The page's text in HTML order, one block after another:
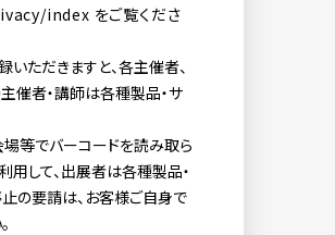
index をご覧くださ
ただきますと、各主催者、
催者・講師は各種製品・サ
場等でバーコードを読み取ら
して、出展者は各種製品・
の要請は、お客様ご自身で